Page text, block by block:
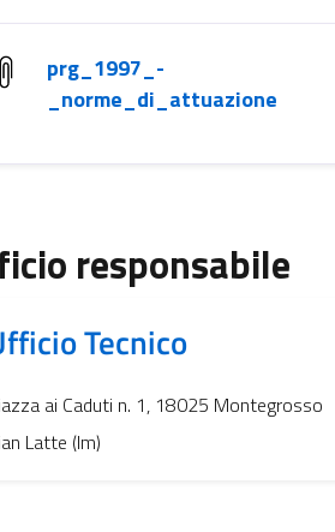
prg_1997_-
_norme_di_attuazione
responsabile
Tecnico
ai Caduti n. 1, 18025 Montegrosso
Latte (Im)